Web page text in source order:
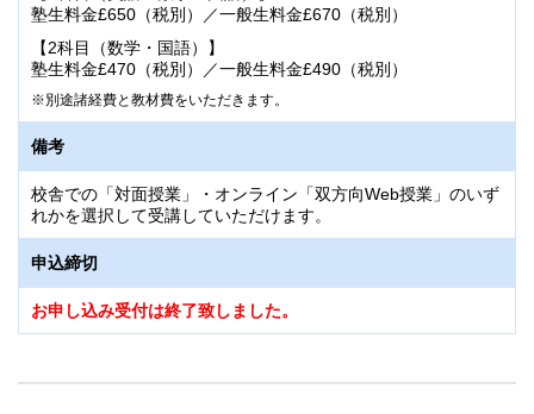
塾生料金£650（税別）／一般生料金£670（税別）
【2科目（数学・国語）】
塾生料金£470（税別）／一般生料金£490（税別）
別途諸経費と教材費をいただきます。
備考
校舎での「対面授業」・オンライン「双方向Web授業」のいず
れかを選択して受講していただけます。
申込締切
お申し込み受付は終了致しました。